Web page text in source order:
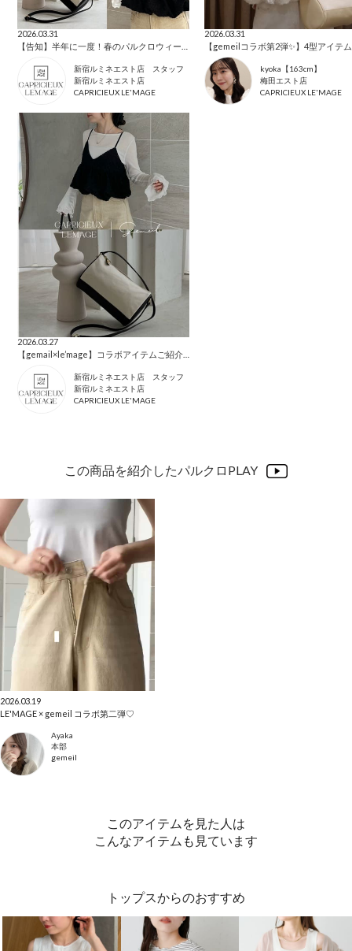
2026.03.31
新宿ルミネエスト店 スタッフ
新宿ルミネエスト店
CAPRICIEUX LE'MAGE
2026.03.31
kyoka【163cm】
梅田エスト店
CAPRICIEUX LE'MAGE
2026.03.27
新宿ルミネエスト店 スタッフ
新宿ルミネエスト店
CAPRICIEUX LE'MAGE
この商品を紹介したパルクロPLAY
2026.03.19
LE'MAGE × gemeil コラボ第二弾♡
Ayaka
本部
gemeil
このアイテムを見た人は
こんなアイテムも見ています
トップスからのおすすめ